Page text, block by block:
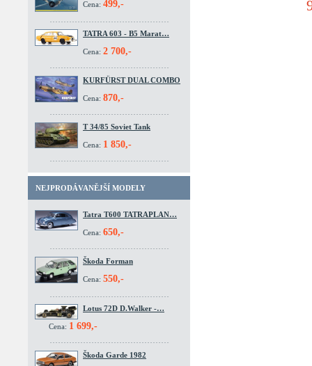
Cena: 499,-
TATRA 603 - B5 Marat…
Cena: 2 700,-
KURFÜRST DUAL COMBO
Cena: 870,-
T 34/85 Soviet Tank
Cena: 1 850,-
NEJPRODÁVANĚJŠÍ MODELY
Tatra T600 TATRAPLAN…
Cena: 650,-
Škoda Forman
Cena: 550,-
Lotus 72D D.Walker -…
Cena: 1 699,-
Škoda Garde 1982